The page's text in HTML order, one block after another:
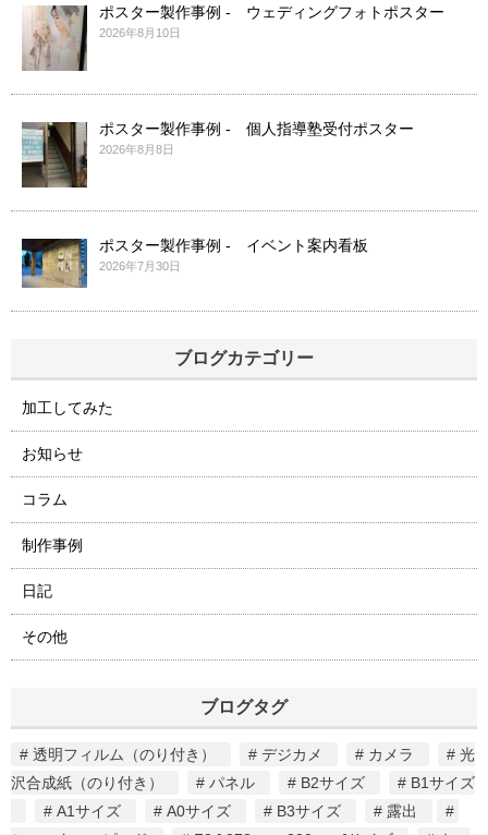
ポスター製作事例 - ウェディングフォトポスター
2026年8月10日
ポスター製作事例 - 個人指導塾受付ポスター
2026年8月8日
ポスター製作事例 - イベント案内看板
2026年7月30日
ブログカテゴリー
加工してみた
お知らせ
コラム
制作事例
日記
その他
ブログタグ
透明フィルム（のり付き） デジカメ カメラ
光
沢合成紙（のり付き）
パネル B2サイズ
B1サイズ
A1サイズ
A0サイズ B3サイズ
露出